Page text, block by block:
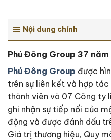
Nội dung chính
Phú Đông Group 37
Phú Đông Group được
trên sự liên kết và hợp
thành viên và 07 Công ty
ghi nhận sự tiếp nối của
động và được đánh dấu
Giá trị thương hiệu, Quy